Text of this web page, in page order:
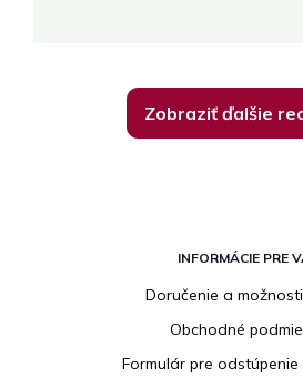
Zobraziť ďalšie
INFORMÁCIE PRE
Doručenie a
Obchodné
Formulár pre